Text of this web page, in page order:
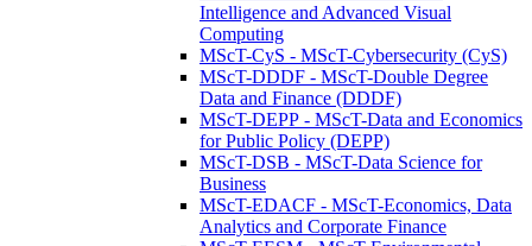
Intelligence and Advanced Visual
Computing
MScT-CyS - MScT-Cybersecurity (CyS)
MScT-DDDF - MScT-Double Degree
Data and Finance (DDDF)
MScT-DEPP - MScT-Data and Economics
for Public Policy (DEPP)
MScT-DSB - MScT-Data Science for
Business
MScT-EDACF - MScT-Economics, Data
Analytics and Corporate Finance